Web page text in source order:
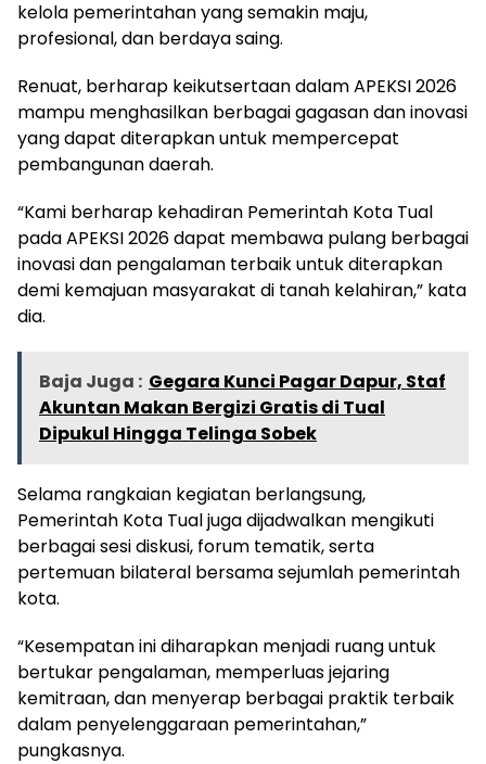
kelola pemerintahan yang semakin maju,
profesional, dan berdaya saing.
Renuat, berharap keikutsertaan dalam APEKSI 2026
mampu menghasilkan berbagai gagasan dan inovasi
yang dapat diterapkan untuk mempercepat
pembangunan daerah.
“Kami berharap kehadiran Pemerintah Kota Tual
pada APEKSI 2026 dapat membawa pulang berbagai
inovasi dan pengalaman terbaik untuk diterapkan
demi kemajuan masyarakat di tanah kelahiran,” kata
dia.
Baja Juga : Gegara Kunci Pagar Dapur, Staf
Akuntan Makan Bergizi Gratis di Tual
Dipukul Hingga Telinga Sobek
Selama rangkaian kegiatan berlangsung,
Pemerintah Kota Tual juga dijadwalkan mengikuti
berbagai sesi diskusi, forum tematik, serta
pertemuan bilateral bersama sejumlah pemerintah
kota.
“Kesempatan ini diharapkan menjadi ruang untuk
bertukar pengalaman, memperluas jejaring
kemitraan, dan menyerap berbagai praktik terbaik
dalam penyelenggaraan pemerintahan,”
pungkasnya.